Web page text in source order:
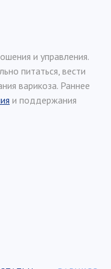
и управления.
питаться, вести
варикоза. Раннее
и поддержания